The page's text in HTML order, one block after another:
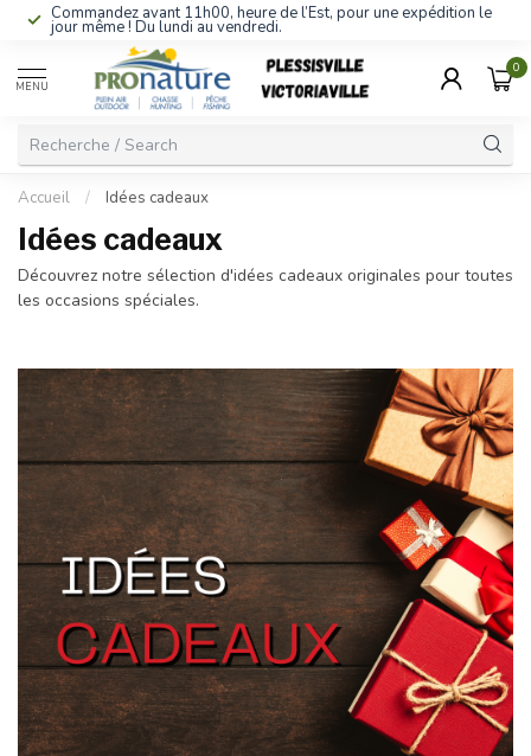
Commandez avant 11h00, heure de l’Est, pour une expédition le
jour même ! Du lundi au vendredi.
MENU
0
Accueil / Idées cadeaux
Idées cadeaux
Découvrez notre sélection d'idées cadeaux originales pour toutes
les occasions spéciales.